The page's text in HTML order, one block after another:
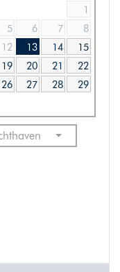
1
5 6 7
8
12 13 14
15
19 20 21
22
26 27 28
29